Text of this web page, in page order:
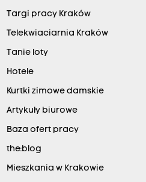
Targi pracy Kraków
Telekwiaciarnia Kraków
Tanie loty
Hotele
Kurtki zimowe damskie
Artykuły biurowe
Baza ofert pracy
the:blog
Mieszkania w Krakowie